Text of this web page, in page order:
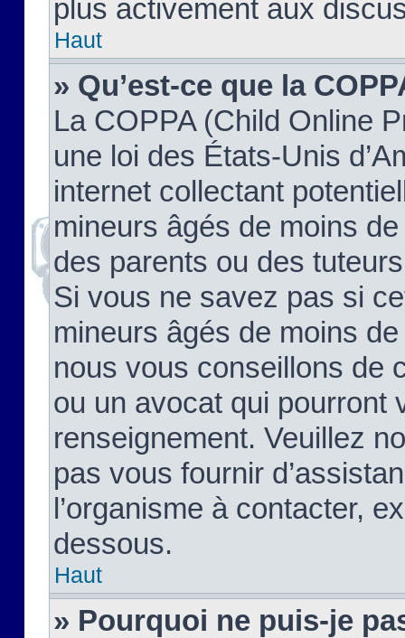
plus activement aux
Haut
» Qu’est-ce que la
La COPPA (Child Online
une loi des États-Unis
internet collectant
mineurs âgés de moins
des parents ou des
Si vous ne savez pas si
mineurs âgés de moins
nous vous conseillons de
ou un avocat qui pourront
renseignement. Veuillez
pas vous fournir
l’organisme à contacter,
dessous.
Haut
» Pourquoi ne puis-je